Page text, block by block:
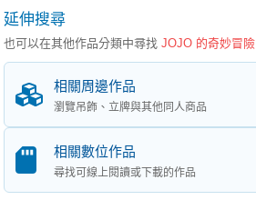
延伸搜尋
也可以在其他作品分類中尋找JOJO 的奇妙冒險
相關周邊作品
瀏覽吊飾、立牌與其他同人商品
相關數位作品
尋找可線上閱讀或下載的作品